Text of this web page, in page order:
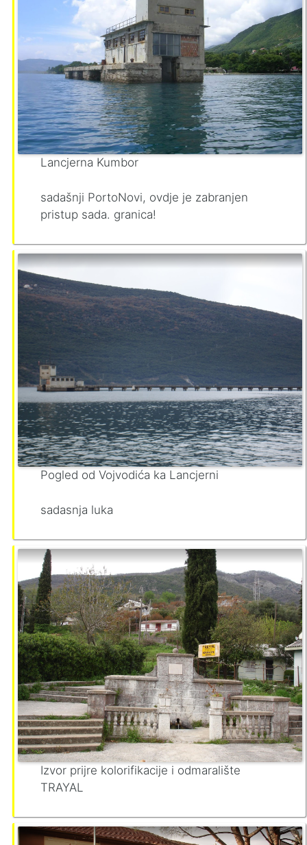
Lancjerna Kumbor
sadašnji PortoNovi, ovdje je zabranjen
pristup sada. granica!
Pogled od Vojvodića ka Lancjerni
sadasnja luka
Izvor prijre kolorifikacije i odmaralište
TRAYAL